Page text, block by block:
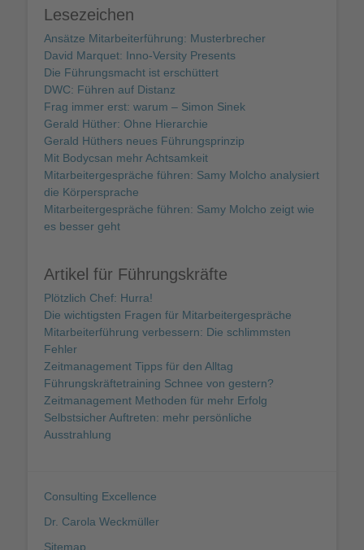
Lesezeichen
Ansätze Mitarbeiterführung: Musterbrecher
David Marquet: Inno-Versity Presents
Die Führungsmacht ist erschüttert
DWC: Führen auf Distanz
Frag immer erst: warum – Simon Sinek
Gerald Hüther: Ohne Hierarchie
Gerald Hüthers neues Führungsprinzip
Mit Bodycsan mehr Achtsamkeit
Mitarbeitergespräche führen: Samy Molcho analysiert
die Körpersprache
Mitarbeitergespräche führen: Samy Molcho zeigt wie
es besser geht
Artikel für Führungskräfte
Plötzlich Chef: Hurra!
Die wichtigsten Fragen für Mitarbeitergespräche
Mitarbeiterführung verbessern: Die schlimmsten
Fehler
Zeitmanagement Tipps für den Alltag
Führungskräftetraining Schnee von gestern?
Zeitmanagement Methoden für mehr Erfolg
Selbstsicher Auftreten: mehr persönliche
Ausstrahlung
Consulting Excellence
Dr. Carola Weckmüller
Sitemap